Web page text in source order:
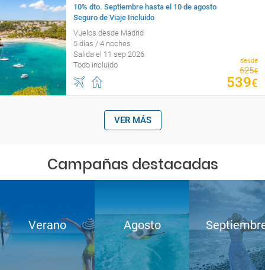
10% dto. Septiembre hasta el 10 de agosto
Seguro de Viaje Incluido
Vuelos desde Madrid
5 días / 4 noches
Salida el 11 sep 2026
Todo incluido
desde
625€
539€
VER MÁS
Campañas destacadas
Verano Agosto